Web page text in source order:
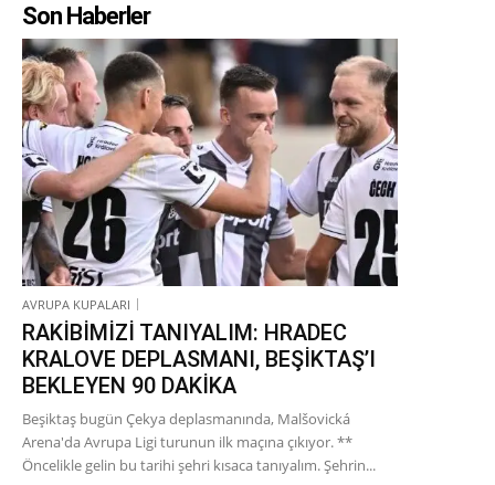
Son Haberler
AVRUPA KUPALARI
RAKİBİMİZİ TANIYALIM: HRADEC
KRALOVE DEPLASMANI, BEŞİKTAŞ’I
BEKLEYEN 90 DAKİKA
Beşiktaş bugün Çekya deplasmanında, Malšovická
Arena'da Avrupa Ligi turunun ilk maçına çıkıyor. **
Öncelikle gelin bu tarihi şehri kısaca tanıyalım. Şehrin...